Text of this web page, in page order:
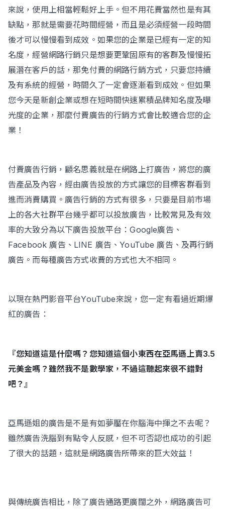
來說，使用上相當輕鬆好上手。但不用花費當然也是有其
缺點，那就是需要花時間經營，而且是必須經營一段時間
後才可以慢慢看到成效。如果您的企業是已經有一定的知
名度，經營網路行銷只是想要更鞏固原有的客群及慢慢拓
展潛在客戶的話，那免付費的網路行銷方式，只要您持續
及有系統的經營，時間久了一定會逐漸看到成效。但如果
您今天是新創企業或想在短時間快速累積品牌知名度及曝
光度的企業，那麼付費廣告的行銷方式會比較適合您的企
業！
付費廣告行銷，顧名思義就是在網路上打廣告，將您的廣
告產品及內容，經由廣告投放的方式讓您的目標客群看到
進而消費購買。廣告行銷的方式有很多，只要是目前市場
上的各大社群平台幾乎都可以投放廣告，比較常見及有效
率的大致分為以下廣告投放平台：Google廣告、
Facebook 廣告、LINE 廣告、YouTube 廣告、及再行銷
廣告。而每種廣告方式收費的方式也大不相同。
以現在熱門影音平台YouTube來說，您一定有看過近期爆
紅的廣告：
『您知道這是什麼嗎？您知道這個小東西在亞馬遜上賣3.5
元美金嗎？雖然我不是數學家，不過這聽起來很不錯對
吧？』
亞馬遜姐的廣告是不是有如夢靨在你腦海中揮之不去呢？
雖然廣告洗腦到有點令人反感，但不可否認也成功的引起
了很大的話題，這就是網路廣告所帶來的巨大效益！
與傳統廣告相比，除了廣告通路更廣闊之外，網路廣告可